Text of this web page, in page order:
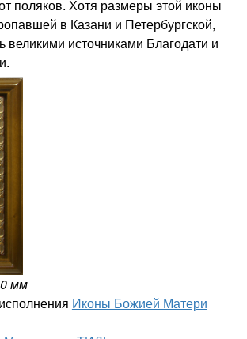
поляков. Хотя размеры этой иконы
в Казани и Петербургской,
великими источниками Благодати и
мм
Иконы Божией Матери